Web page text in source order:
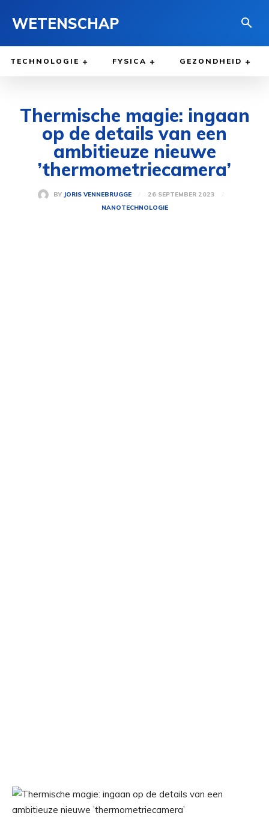
WETENSCHAP
TECHNOLOGIE FYSICA GEZONDHEID
Thermische magie: ingaan
op de details van een
ambitieuze nieuwe
’thermometriecamera’
BY JORIS VENNEBRUGGE
26 SEPTEMBER 2023
NANOTECHNOLOGIE